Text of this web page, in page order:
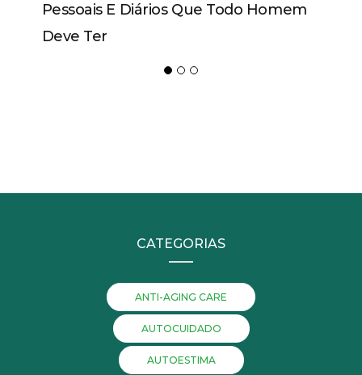
Pessoais E Diários Que Todo Homem
Deve Ter
CATEGORIAS
ANTI-AGING CARE
AUTOCUIDADO
AUTOESTIMA